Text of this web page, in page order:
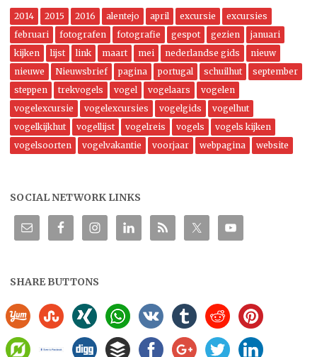
2014 2015 2016 alentejo april excursie
excursies
februari
fotografen fotografie gespot gezien
januari
kijken
lijst link maart mei nederlandse gids
nieuw
nieuwe
Nieuwsbrief pagina portugal schuilhut
september
steppen
trekvogels vogel vogelaars
vogelen
vogelexcursie
vogelexcursies vogelgids
vogelhut
vogelkijkhut
vogellijst vogelreis vogels
vogels kijken
vogelsoorten
vogelvakantie voorjaar webpagina website
SOCIAL NETWORK LINKS
SHARE BUTTONS